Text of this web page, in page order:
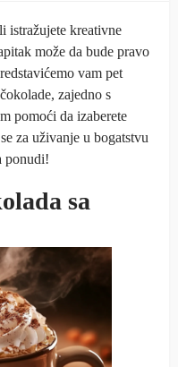
istražujete kreativne
može da bude pravo
vam pet
zajedno s
pomoći da izaberete
za uživanje u bogatstvu
ponudi!
sa